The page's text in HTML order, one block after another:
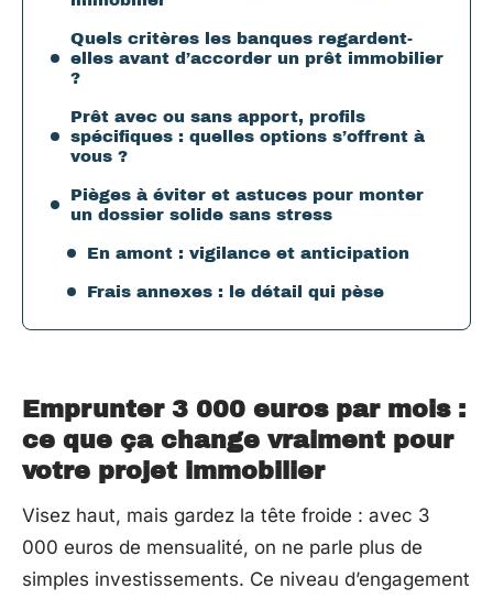
Quels critères les banques regardent-
elles avant d’accorder un prêt immobilier
?
Prêt avec ou sans apport, profils
spécifiques : quelles options s’offrent à
vous ?
Pièges à éviter et astuces pour monter
un dossier solide sans stress
En amont : vigilance et anticipation
Frais annexes : le détail qui pèse
Emprunter 3 000 euros par mois :
ce que ça change vraiment pour
votre projet immobilier
Visez haut, mais gardez la tête froide : avec 3
000 euros de mensualité, on ne parle plus de
simples investissements. Ce niveau d’engagement